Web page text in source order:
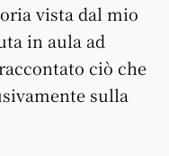
vista dal mio
in aula ad
ciò che
sulla